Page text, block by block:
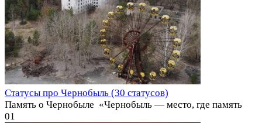
Статусы про Чернобыль (30 статусов)
Память о Чернобыле ️ «Чернобыль — место, где память
01